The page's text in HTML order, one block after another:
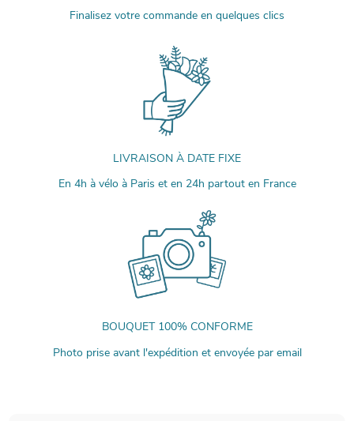
Finalisez votre commande en quelques clics
LIVRAISON À DATE FIXE
En 4h à vélo à Paris et en 24h partout en France
BOUQUET 100% CONFORME
Photo prise avant l'expédition et envoyée par email